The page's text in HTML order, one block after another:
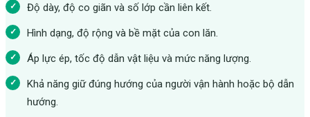
Độ dày, độ co giãn và số lớp cần liên kết.
Hình dạng, độ rộng và bề mặt của con lăn.
Áp lực ép, tốc độ dẫn vật liệu và mức năng lượng.
Khả năng giữ đúng hướng của người vận hành hoặc bộ dẫn
hướng.